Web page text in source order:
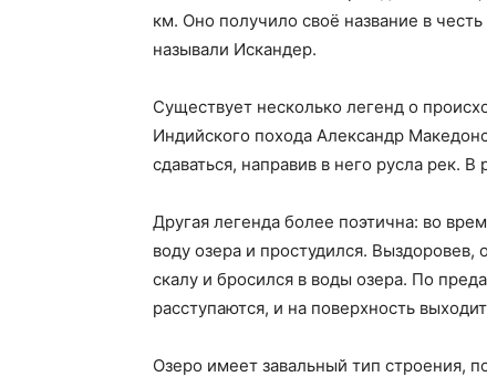
км. Оно получило своё название в
называли Искандер.
Существует несколько легенд о
Индийского похода Александр
сдаваться, направив в него русла рек. В
Другая легенда более поэтична: во
воду озера и простудился. Выздоровев,
скалу и бросился в воды озера. По
расступаются, и на поверхность
Озеро имеет завальный тип строения,